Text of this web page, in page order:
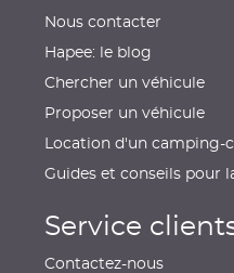
Nous contacter
Hapee: le blog
Chercher un véhicule
Proposer un véhicule
Location d'un camping-
Guides et conseils pour
Service
Contactez-nous